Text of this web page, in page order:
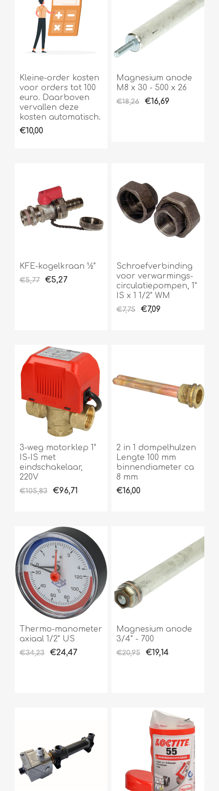
Kleine-order kosten
voor orders tot 100
euro. Daarboven
vervallen deze
kosten automatisch.
€10,00
Magnesium anode
M8 x 30 - 500 x 26
€18,26 €16,69
KFE-kogelkraan ½"
€5,77 €5,27
Schroefverbinding
voor verwarmings-
circulatiepompen, 1"
IS x 1 1/2" WM
€7,75 €7,09
3-weg motorklep 1"
IS-IS met
eindschakelaar,
220V
€105,83 €96,71
2 in 1 dompelhulzen
Lengte 100 mm
binnendiameter ca
8 mm
€16,00
Thermo-manometer
axiaal 1/2" US
€34,23 €24,47
Magnesium anode
3/4" - 700
€20,95 €19,14